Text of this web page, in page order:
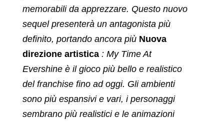
memorabili da apprezzare. Questo nuovo
sequel presenterà un antagonista più
definito, portando ancora più Nuova
direzione artistica : My Time At
Evershine è il gioco più bello e realistico
del franchise fino ad oggi. Gli ambienti
sono più espansivi e vari, i personaggi
sembrano più realistici e le animazioni